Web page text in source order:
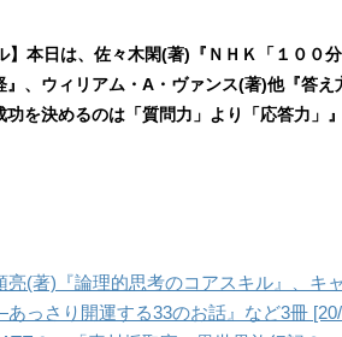
】本日は、佐々木閑(著)『ＮＨＫ「１００
、ウィリアム・A・ヴァンス(著)他『答え
を決めるのは「質問力」より「応答力」
亮(著)『論理的思考のコアスキル』、キ
っさり開運する33のお話』など3冊